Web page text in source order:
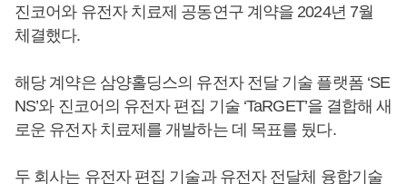
진코어와 유전자 치료제 공동연구 계약을 2024년 7월
체결했다.
해당 계약은 삼양홀딩스의 유전자 전달 기술 플랫폼 ‘SE
NS’와 진코어의 유전자 편집 기술 ‘TaRGET’을 결합해 새
로운 유전자 치료제를 개발하는 데 목표를 뒀다.
두 회사는 유전자 편집 기술과 유전자 전달체 융합기술